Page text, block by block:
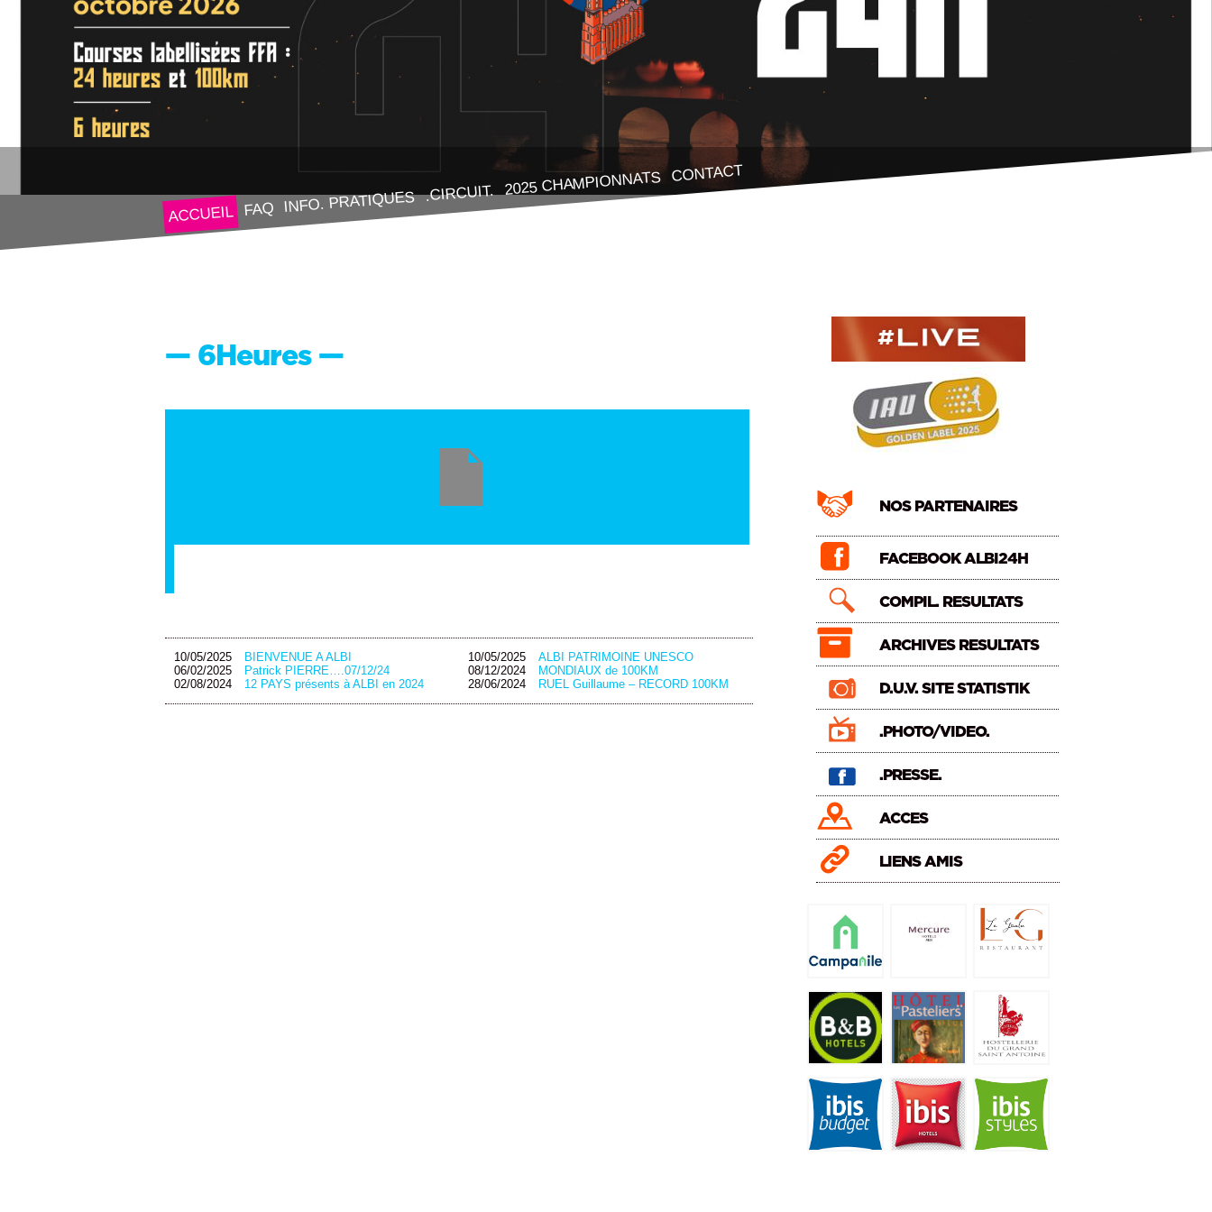
ACCUEIL FAQ INFO. PRATIQUES .CIRCUIT. 2025 CHAMPIONNATS CONTACT
— 6Heures —
10/05/2025 BIENVENUE A ALBI 10/05/2025
ALBI PATRIMOINE UNESCO
06/02/2025
Patrick PIERRE….07/12/24 08/12/2024
MONDIAUX de 100KM
02/08/2024
12 PAYS présents à ALBI en 2024 28/06/2024 RUEL Guillaume – RECORD 100KM
NOS PARTENAIRES
FACEBOOK ALBI24H
COMPIL. RESULTATS
ARCHIVES RESULTATS
D.U.V. SITE STATISTIK
.PHOTO/VIDEO.
.PRESSE.
ACCES
LIENS AMIS